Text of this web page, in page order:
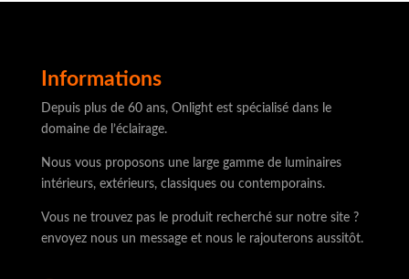
Informations
Depuis plus de 60 ans, Onlight est spécialisé dans le
domaine de l’éclairage.
Nous vous proposons une large gamme de luminaires
intérieurs, extérieurs, classiques ou contemporains.
Vous ne trouvez pas le produit recherché sur notre site ?
envoyez nous un message et nous le rajouterons aussitôt.